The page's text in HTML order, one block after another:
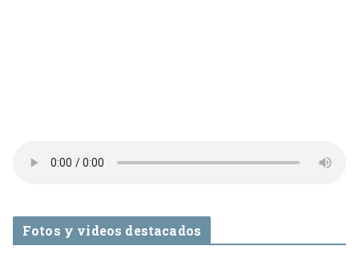
Fotos y videos destacados